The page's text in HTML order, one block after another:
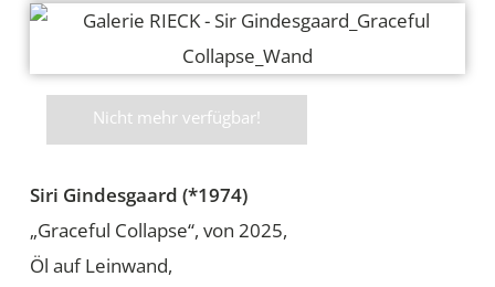
Nicht mehr verfügbar!
Siri Gindesgaard (*1974)
„Graceful Collapse“, von 2025,
Öl auf Leinwand,